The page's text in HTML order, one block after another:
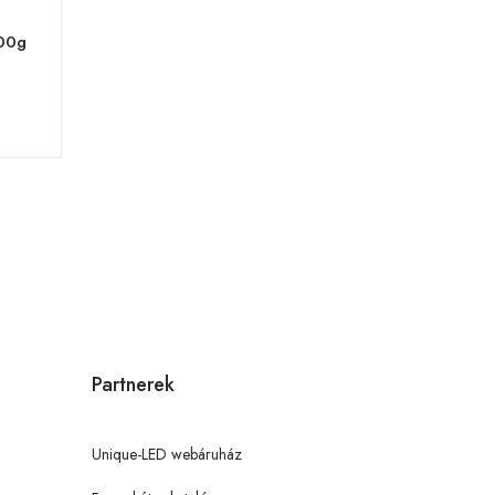
Partnerek
Unique-LED webáruház